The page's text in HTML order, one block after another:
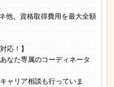
他、資格取得費用を最大全額
応！】
なた専属のコーディネータ
ャリア相談も行っていま